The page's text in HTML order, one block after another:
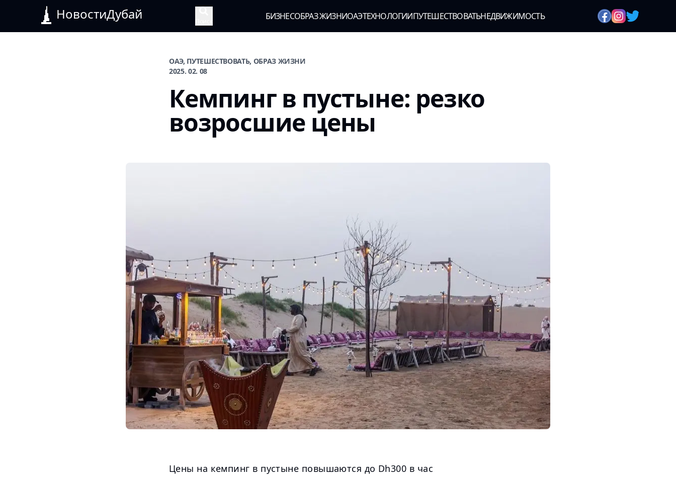
НовостиДубай БИЗНЕСОБРАЗ ЖИЗНИОАЭТЕХНОЛОГИИПУТЕШЕСТВОВАТЬНЕДВИЖИМОСТЬ
ОАЭ, ПУТЕШЕСТВОВАТЬ, ОБРАЗ ЖИЗНИ
2025. 02. 08
Кемпинг в пустыне: резко
возросшие цены
Цены на кемпинг в пустыне повышаются до Dh300 в час